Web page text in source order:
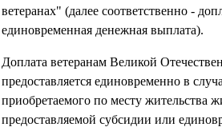
ветеранах" (далее соответственно -
единовременная денежная выплата).
Доплата ветеранам Великой
предоставляется единовременно в
приобретаемого по месту жительства
предоставляемой субсидии или